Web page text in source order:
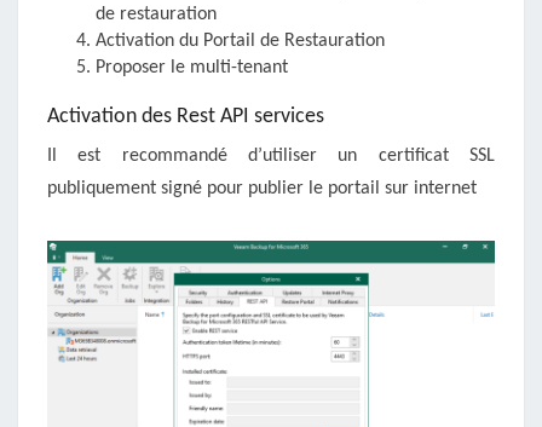
de restauration
Activation du Portail de Restauration
Proposer le multi-tenant
Activation des Rest API services
Il est recommandé d’utiliser un certificat SSL
publiquement signé pour publier le portail sur internet